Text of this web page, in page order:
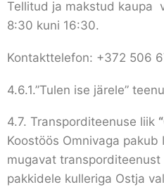
Tellitud ja makstud kaupa
8:30 kuni 16:30.
Kontakttelefon: +372 506
4.6.1.”Tulen ise järele”
4.7. Transporditeenuse liik
Koostöös Omnivaga pakub
mugavat
pakkidele kulleriga Ostja